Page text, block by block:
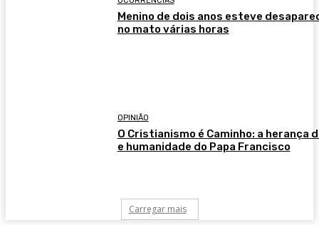
Menino de dois anos esteve
no mato várias horas
OPINIÃO
O Cristianismo é Caminho: a herança
e humanidade do Papa Francisco
Carregar mais